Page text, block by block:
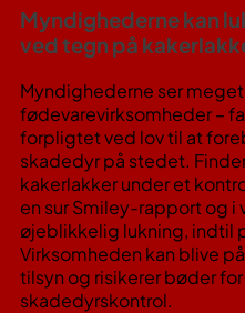
Myndighederne kan
ved tegn på
Myndighederne ser
fødevarevirksomheder –
forpligtet ved lov til at
skadedyr på stedet​.
kakerlakker under et
en sur Smiley-rapport og
øjeblikkelig lukning, indtil
Virksomheden kan blive
tilsyn og risikerer bøder
skadedyrskontrol.